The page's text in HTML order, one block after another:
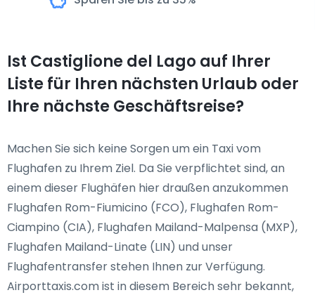
Ist Castiglione del Lago auf Ihrer
Liste für Ihren nächsten Urlaub oder
Ihre nächste Geschäftsreise?
Machen Sie sich keine Sorgen um ein Taxi vom
Flughafen zu Ihrem Ziel. Da Sie verpflichtet sind, an
einem dieser Flughäfen hier draußen anzukommen
Flughafen Rom-Fiumicino (FCO), Flughafen Rom-
Ciampino (CIA), Flughafen Mailand-Malpensa (MXP),
Flughafen Mailand-Linate (LIN) und unser
Flughafentransfer stehen Ihnen zur Verfügung.
Airporttaxis.com ist in diesem Bereich sehr bekannt,